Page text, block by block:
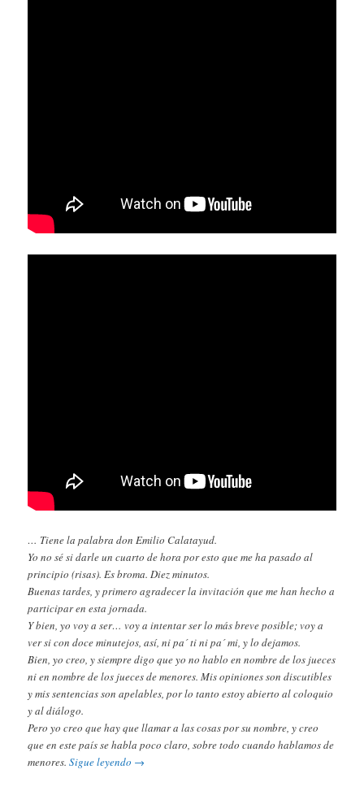
… Tiene la palabra don Emilio Calatayud.
Yo no sé si darle un cuarto de hora por esto que me ha pasado al
principio (risas). Es broma. Diez minutos.
Buenas tardes, y primero agradecer la invitación que me han hecho a
participar en esta jornada.
Y bien, yo voy a ser… voy a intentar ser lo más breve posible; voy a
ver si con doce minutejos, así, ni pa´ ti ni pa´ mi, y lo dejamos.
Bien, yo creo, y siempre digo que yo no hablo en nombre de los jueces
ni en nombre de los jueces de menores. Mis opiniones son discutibles
y mis sentencias son apelables, por lo tanto estoy abierto al coloquio
y al diálogo.
Pero yo creo que hay que llamar a las cosas por su nombre, y creo
que en este país se habla poco claro, sobre todo cuando hablamos de
menores.Sigue leyendo →